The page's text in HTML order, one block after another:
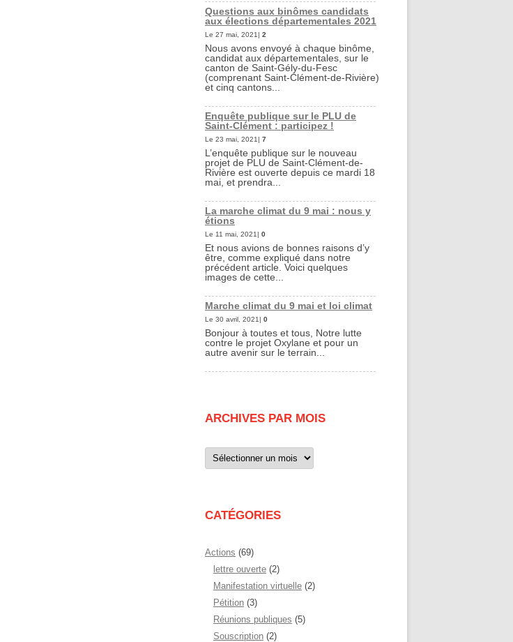
Questions aux binômes candidats
aux élections départementales 2021
Le 27 mai, 2021| 2
Nous avons envoyé à chaque binôme,
candidat aux départementales, sur le
canton de Saint-Gély-du-Fesc
(comprenant Saint-Clément-de-Rivière)
et cinq cantons...
Enquête publique sur le PLU de
Saint-Clément : participez !
Le 23 mai, 2021| 7
L’enquête publique sur le nouveau
projet de PLU de Saint-Clément-de-
Rivière est ouverte depuis ce mardi 18
mai, et prendra...
La marche climat du 9 mai : nous y
étions
Le 11 mai, 2021| 0
Et nous avions de bonnes raisons d’y
être, comme expliqué dans notre
précédent article. Voici quelques
images de cette...
Marche climat du 9 mai et loi climat
Le 30 avril, 2021| 0
Bonjour à toutes et tous, Notre lutte
contre le projet Oxylane et pour un
autre avenir sur le terrain...
ARCHIVES PAR MOIS
Archives
par
CATÉGORIES
Actions (69)
lettre ouverte (2)
Manifestation virtuelle (2)
Pétition (3)
Réunions publiques (5)
Souscription (2)